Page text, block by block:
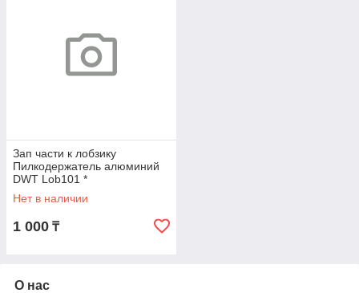
Зап части к лобзику
Пилкодержатель алюминий
DWT Lob101 *
Нет в наличии
1 000 ₸
О нас